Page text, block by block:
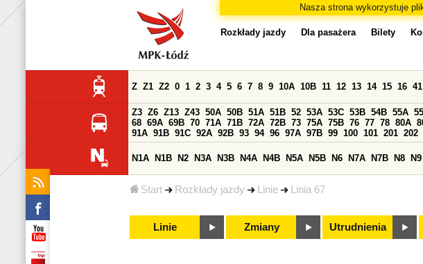
Nasza strona wykorzystuje
Start Rozkłady jazdy Linie Linia 67
Rozkłady jazdy Dla pasażera Bilety
Z Z1 Z2 0 1 2 3 4 5 6 7 8 9 10A 10B 11 12 13 14 15 16 41
Z3 Z6 Z13 Z43 50A 50B 51A 51B 52 53A 53C 53B 54B 55A
68 69A 69B 70 71A 71B 72A 72B 73 75A 75B 76 77 78 80A
91A 91B 91C 92A 92B 93 94 96 97A 97B 99 100 101 201 202
N1A N1B N2 N3A N3B N4A N4B N5A N5B N6 N7A N7B N8 N9
Linie Zmiany Utrudnienia